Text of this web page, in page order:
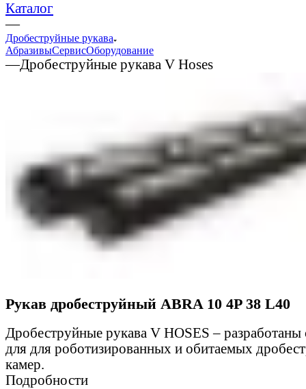
Каталог
—
Дробеструйные рукава
АбразивыСервисОборудование
—Дробеструйные рукава V Hoses
Рукав дробеструйный ABRA 10 4P 38 L40
Дробеструйные рукава V HOSES – разработаны
для для роботизированных и обитаемых
камер.
Подробности